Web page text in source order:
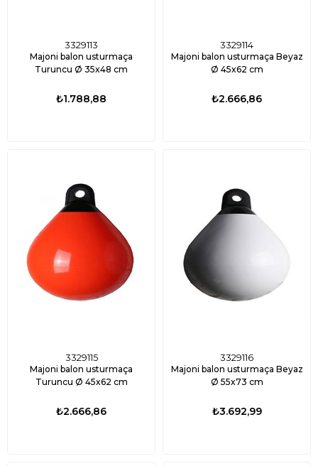
3329113
Majoni balon usturmaça
Turuncu Ø 35x48 cm
₺1.788,88
3329114
Majoni balon usturmaça Beyaz
Ø 45x62 cm
₺2.666,86
3329115
Majoni balon usturmaça
Turuncu Ø 45x62 cm
₺2.666,86
3329116
Majoni balon usturmaça Beyaz
Ø 55x73 cm
₺3.692,99